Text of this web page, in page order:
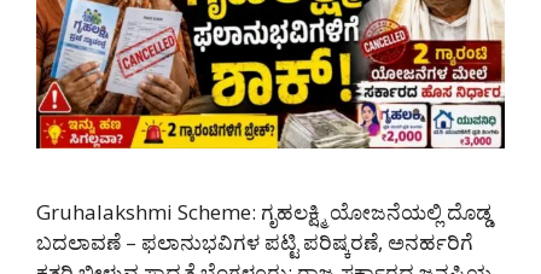
Gruhalakshmi Scheme: ಗೃಹಲಕ್ಷ್ಮಿ ಯೋಜನೆಯಲ್ಲಿ ದೊಡ್ಡ
ಬದಲಾವಣೆ – ಫಲಾನುಭವಿಗಳ ಪಟ್ಟಿ ಪರಿಷ್ಕರಣೆ, ಅನರ್ಹರಿಗೆ